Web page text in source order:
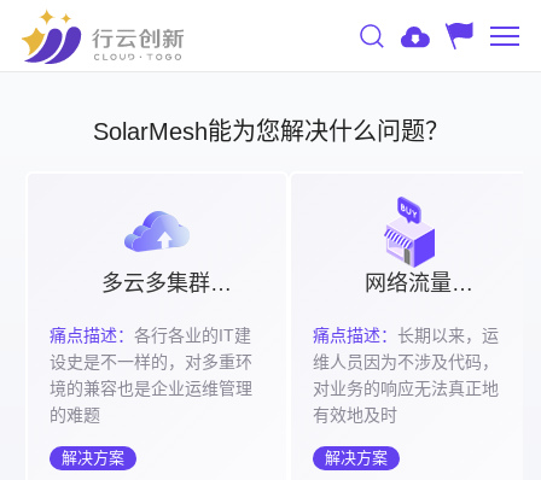
SolarMesh能为您解决什么问题？
多云多集群统一纳管
痛点描述： 各行各业的IT建
设史是不一样的，对多重环
境的兼容也是企业运维管理
的难题
解决方案
网络流量插件商店
痛点描述： 长期以来，运
维人员因为不涉及代码，
对业务的响应无法真正地
有效地及时
解决方案